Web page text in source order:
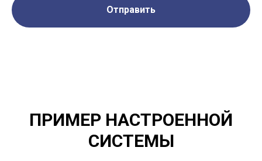
Отправить
ПРИМЕР НАСТРОЕННОЙ
СИСТЕМЫ